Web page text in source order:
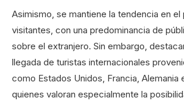
Asimismo, se mantiene la tendencia en el
visitantes, con una predominancia de
sobre el extranjero. Sin embargo,
llegada de turistas internacionales
como Estados Unidos, Francia, Alemania
quienes valoran especialmente la